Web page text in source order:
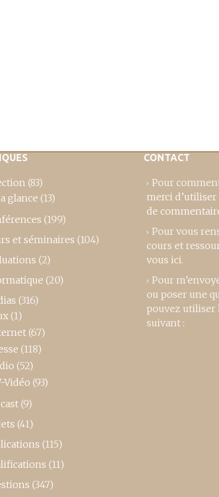
(83)
glance (13)
(199)
et séminaires (104)
(2)
(20)
(316)
(1)
(67)
(118)
(52)
Vidéo (93)
(9)
(41)
(115)
(11)
(347)
CONTACT
Pour
merci
de
Pour vous
cours et
vous ici.
Pour
ou poser une
pouvez utiliser
suivant :